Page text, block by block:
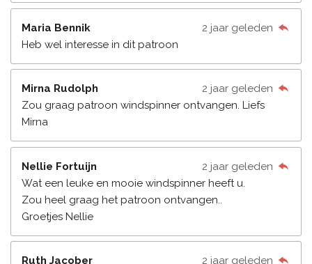
Maria Bennik
2 jaar geleden
Heb wel interesse in dit patroon
Mirna Rudolph
2 jaar geleden
Zou graag patroon windspinner ontvangen. Liefs
Mirna
Nellie Fortuijn
2 jaar geleden
Wat een leuke en mooie windspinner heeft u.
Zou heel graag het patroon ontvangen..
Groetjes Nellie
Ruth Jacober 2 jaar geleden